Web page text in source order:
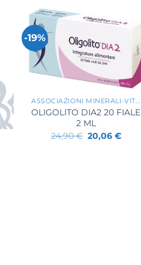
-19%
ASSOCIAZIONI MINERALI-VITAMINE
OLIGOLITO DIA2 20 FIALE
2 ML
24,90€ Il
prezzo
20,06€Il